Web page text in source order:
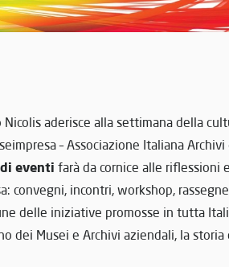
aderisce alla settimana della
– Associazione Italiana Archivi
eventi farà da cornice alle riflessioni
convegni, incontri, workshop,
delle iniziative promosse in tutta
dei Musei e Archivi aziendali, la